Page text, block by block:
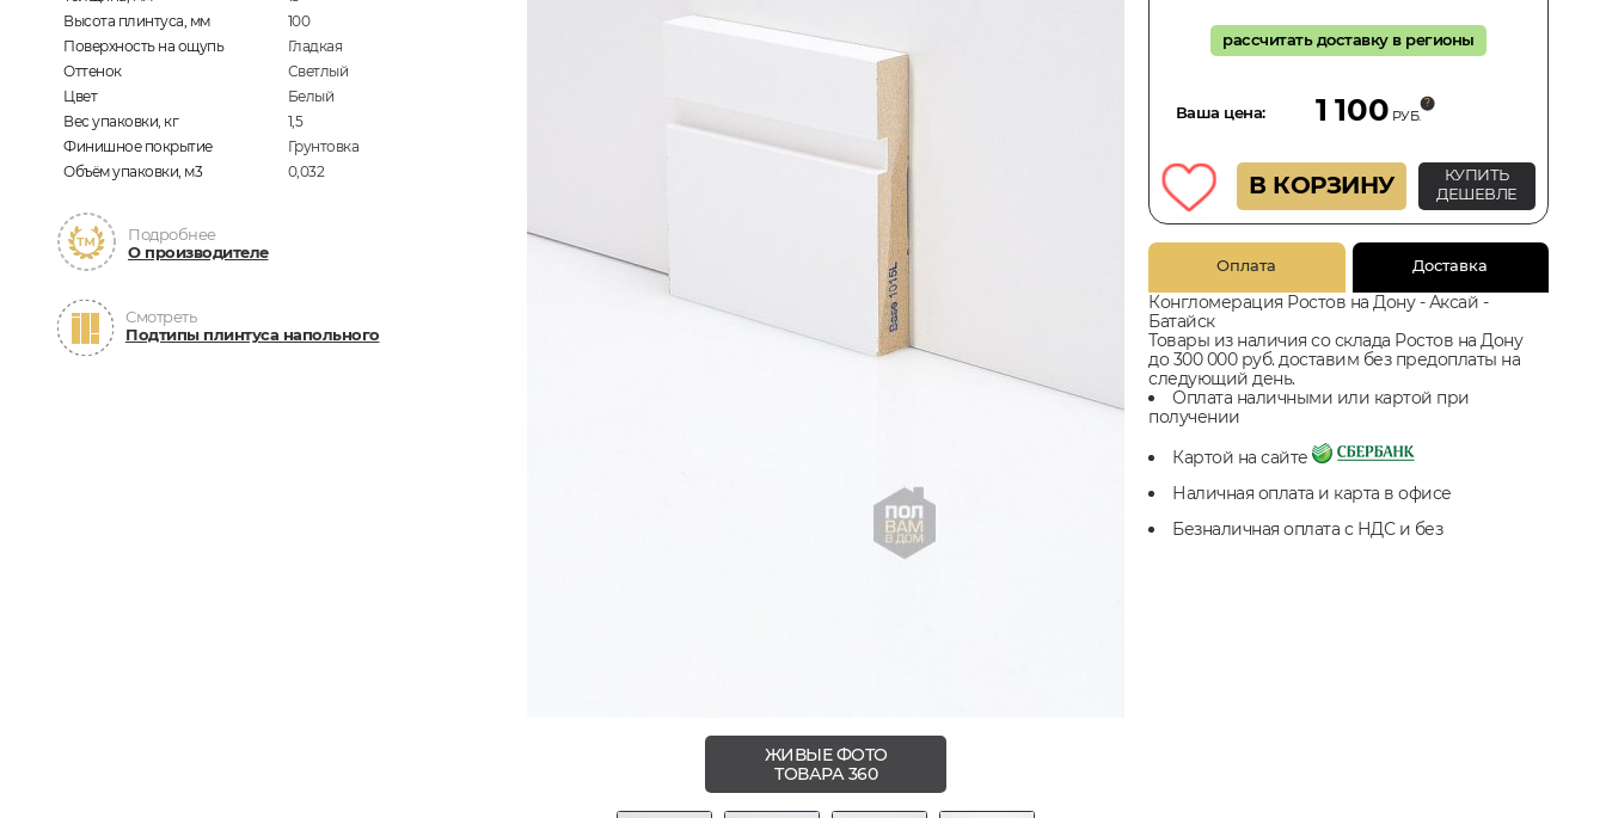
Высота плинтуса, мм
100
Поверхность на ощупь
Гладкая
Оттенок
Светлый
Цвет
Белый
Вес упаковки, кг
1,5
Финишное покрытие
Грунтовка
Объём упаковки, м3
0,032
Подробнее
О производителе
Смотреть
Подтипы плинтуса напольного
ЖИВЫЕ ФОТО
ТОВАРА 360
рассчитать доставку в регионы
Ваша цена: 1 100 РУБ.
В КОРЗИНУ
КУПИТЬ
ДЕШЕВЛЕ
Оплата Доставка
Конгломерация Ростов на Дону - Аксай -
Батайск
Товары из наличия со склада Ростов на Дону
до 300 000 руб. доставим без предоплаты на
следующий день.
Оплата наличными или картой при
получении
Картой на сайте
Наличная оплата и карта в офисе
Безналичная оплата с НДС и без